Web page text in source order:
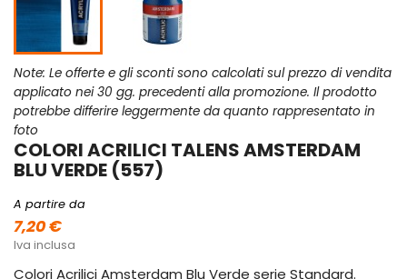
Note: Le offerte e gli sconti sono calcolati sul prezzo di vendita
applicato nei 30 gg. precedenti alla promozione. Il prodotto
potrebbe differire leggermente da quanto rappresentato in
foto
COLORI ACRILICI TALENS AMSTERDAM
BLU VERDE (557)
A partire da
7,20 €
Iva inclusa
Colori Acrilici Amsterdam Blu Verde serie Standard.